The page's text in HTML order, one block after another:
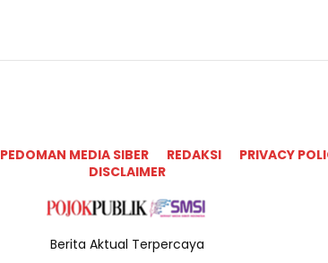
PEDOMAN MEDIA SIBER REDAKSI
PRIVACY
DISCLAIMER
Berita Aktual Terpercaya